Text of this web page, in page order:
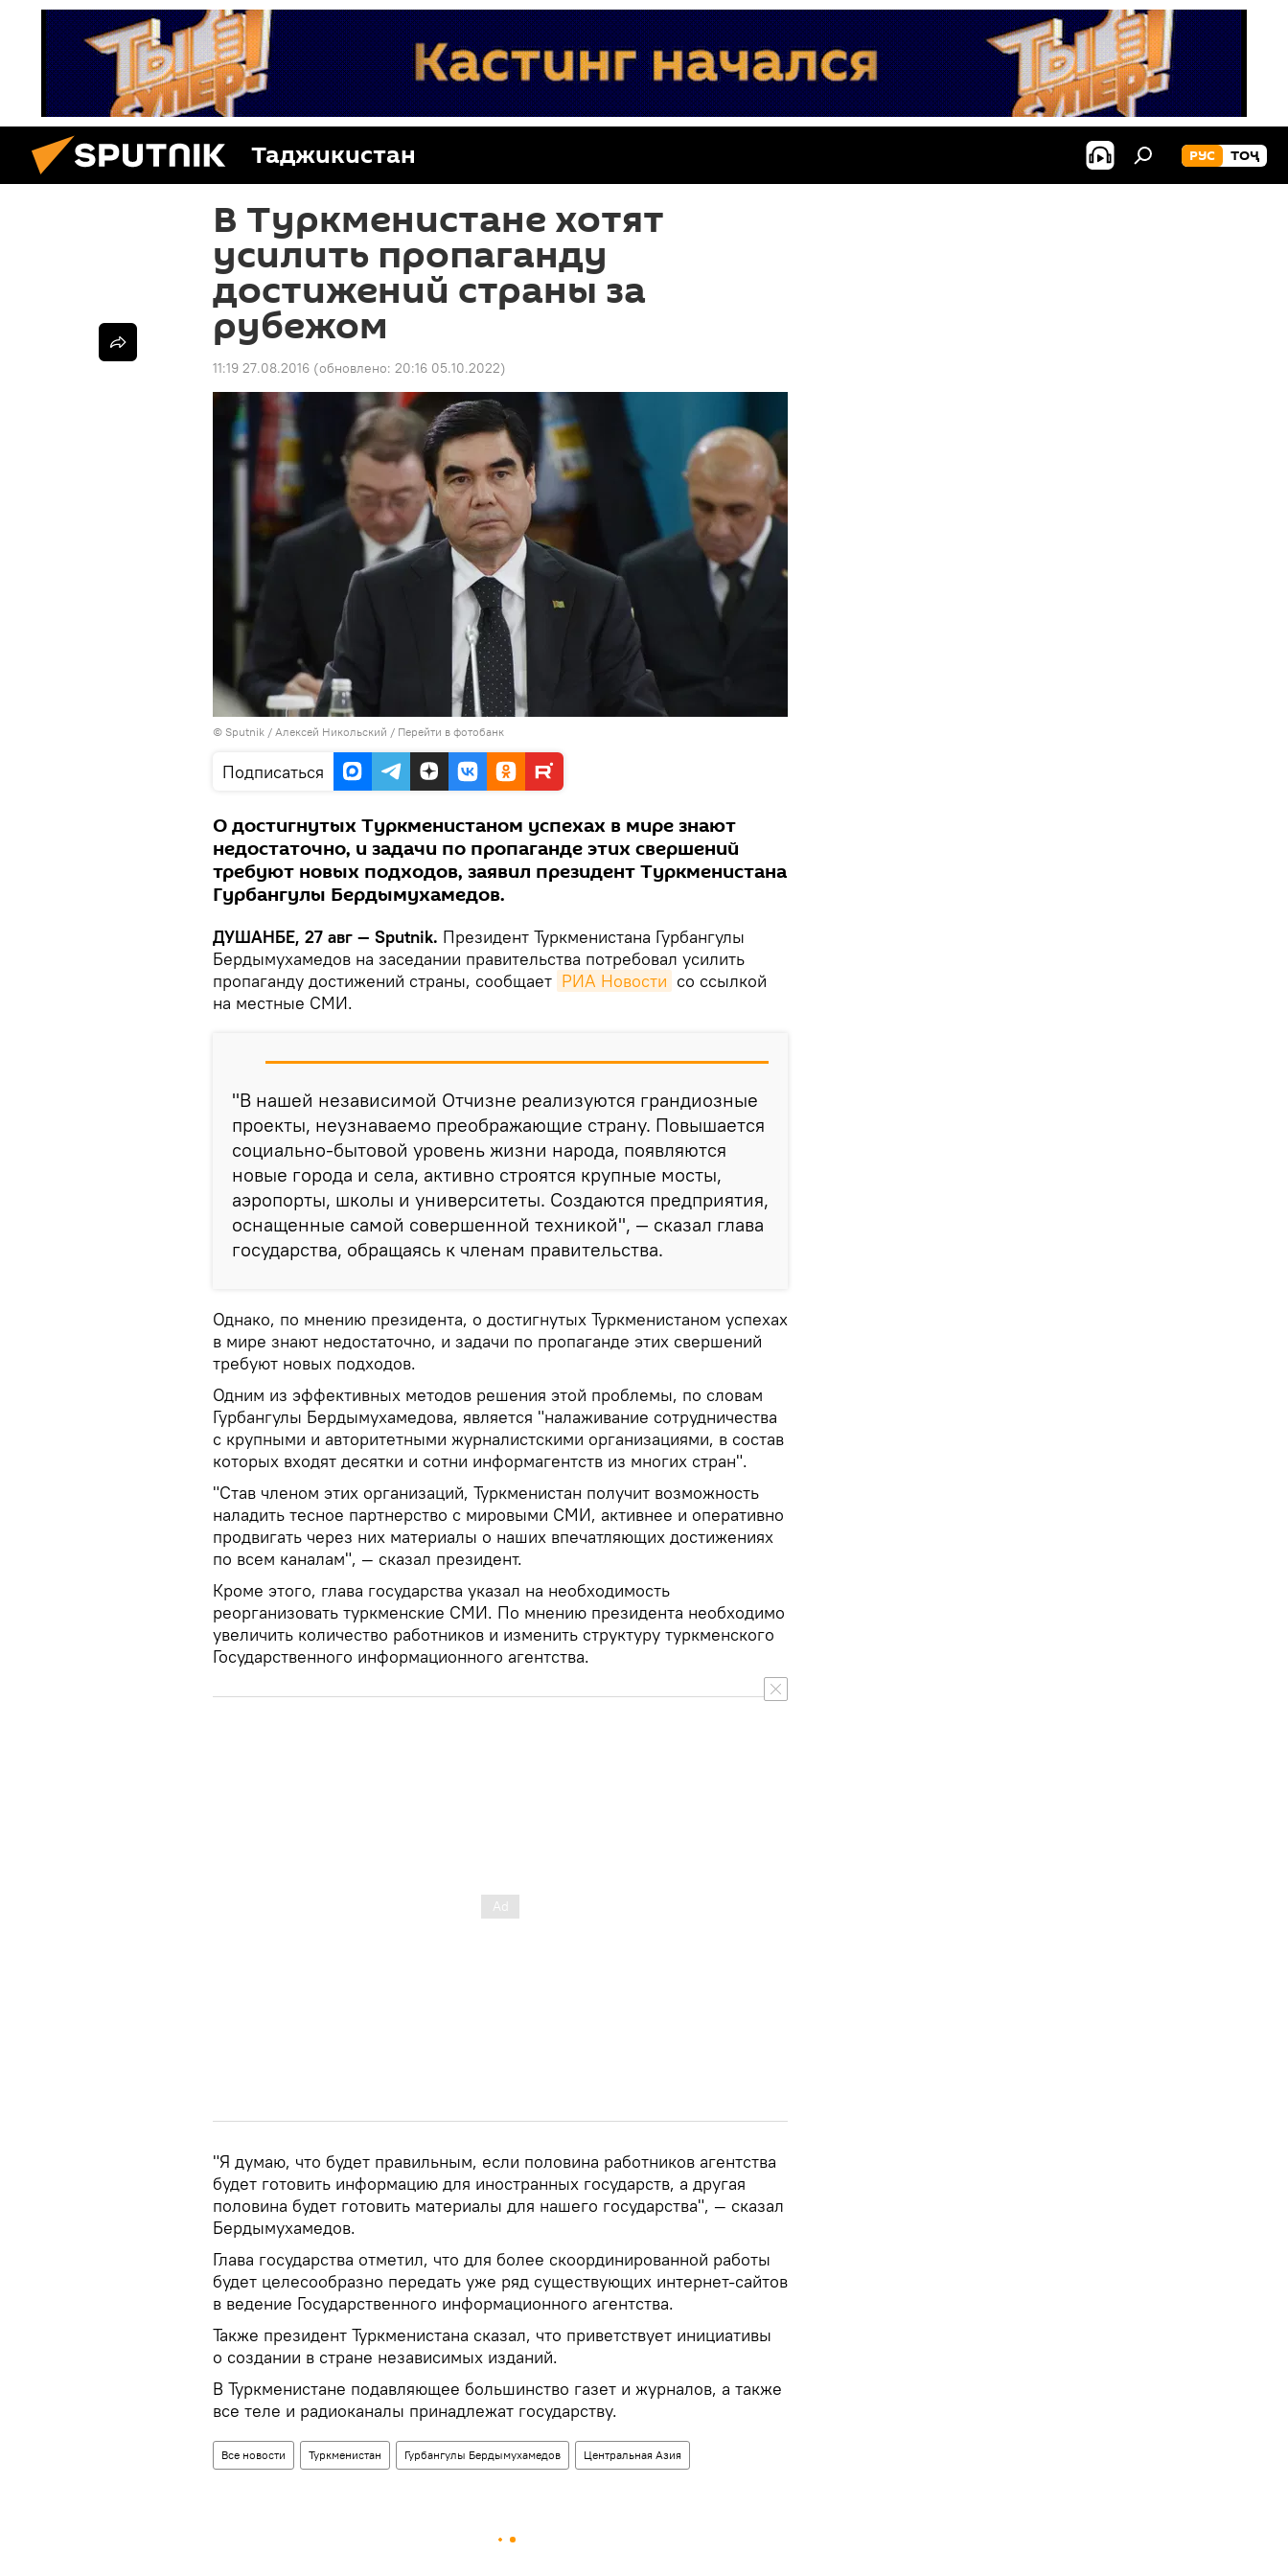
Таджикистан РУС ТОҶ
В Туркменистане хотят
усилить пропаганду
достижений страны за
рубежом
11:19 27.08.2016 (обновлено: 20:16 05.10.2022)
© Sputnik / Алексей Никольский / Перейти в фотобанк
Подписаться
О достигнутых Туркменистаном успехах в мире знают
недостаточно, и задачи по пропаганде этих свершений
требуют новых подходов, заявил президент Туркменистана
Гурбангулы Бердымухамедов.
ДУШАНБЕ, 27 авг — Sputnik. Президент Туркменистана Гурбангулы
Бердымухамедов на заседании правительства потребовал усилить
пропаганду достижений страны, сообщает РИА Новости со ссылкой
на местные СМИ.
"В нашей независимой Отчизне реализуются грандиозные
проекты, неузнаваемо преображающие страну. Повышается
социально-бытовой уровень жизни народа, появляются
новые города и села, активно строятся крупные мосты,
аэропорты, школы и университеты. Создаются предприятия,
оснащенные самой совершенной техникой", — сказал глава
государства, обращаясь к членам правительства.
Однако, по мнению президента, о достигнутых Туркменистаном успехах
в мире знают недостаточно, и задачи по пропаганде этих свершений
требуют новых подходов.
Одним из эффективных методов решения этой проблемы, по словам
Гурбангулы Бердымухамедова, является "налаживание сотрудничества
с крупными и авторитетными журналистскими организациями, в состав
которых входят десятки и сотни информагентств из многих стран".
"Став членом этих организаций, Туркменистан получит возможность
наладить тесное партнерство с мировыми СМИ, активнее и оперативно
продвигать через них материалы о наших впечатляющих достижениях
по всем каналам", — сказал президент.
Кроме этого, глава государства указал на необходимость
реорганизовать туркменские СМИ. По мнению президента необходимо
увеличить количество работников и изменить структуру туркменского
Государственного информационного агентства.
"Я думаю, что будет правильным, если половина работников агентства
будет готовить информацию для иностранных государств, а другая
половина будет готовить материалы для нашего государства", — сказал
Бердымухамедов.
Глава государства отметил, что для более скоординированной работы
будет целесообразно передать уже ряд существующих интернет-сайтов
в ведение Государственного информационного агентства.
Также президент Туркменистана сказал, что приветствует инициативы
о создании в стране независимых изданий.
В Туркменистане подавляющее большинство газет и журналов, а также
все теле и радиоканалы принадлежат государству.
Все новости Туркменистан Гурбангулы Бердымухамедов Центральная Азия